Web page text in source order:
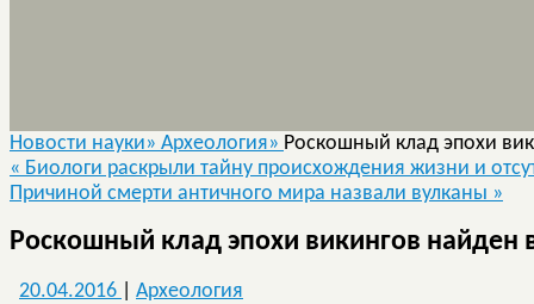
Новости науки» Археология» Роскошный клад эпохи
« Биологи раскрыли тайну происхождения жизни и
Причиной смерти античного мира назвали вулканы »
Роскошный клад эпохи викингов найден
20.04.2016 Археология